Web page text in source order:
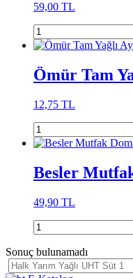
59,00 TL
Ömür Tam
12,75 TL
Besler
49,90 TL
Sonuç bulunamadı